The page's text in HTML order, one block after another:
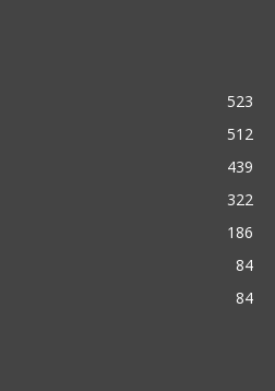
523
512
439
322
186
84
84